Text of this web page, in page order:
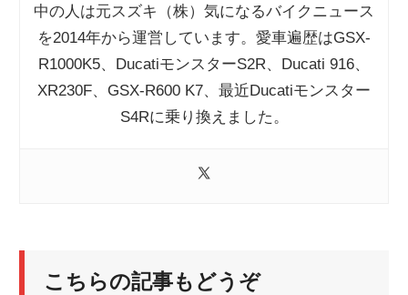
中の人は元スズキ（株）気になるバイクニュース
を2014年から運営しています。愛車遍歴はGSX-
R1000K5、DucatiモンスターS2R、Ducati 916、
XR230F、GSX-R600 K7、最近Ducatiモンスター
S4Rに乗り換えました。
こちらの記事もどうぞ